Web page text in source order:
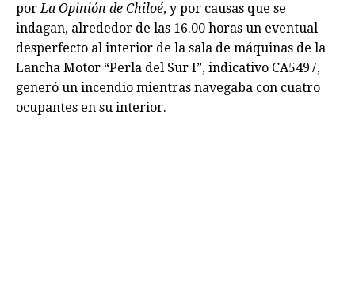
porLa Opinión de Chiloé, y por causas que se
indagan, alrededor de las 16.00 horas un eventual
desperfecto al interior de la sala de máquinas de la
Lancha Motor “Perla del Sur I”, indicativo CA5497,
generó un incendio mientras navegaba con cuatro
ocupantes en su interior.